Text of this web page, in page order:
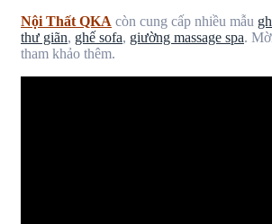
Nội Thất QKA còn cung cấp nhiều mẫu
thư giãn, ghế sofa, giường massage spa.
tham khảo thêm.